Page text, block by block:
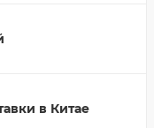
в Китае